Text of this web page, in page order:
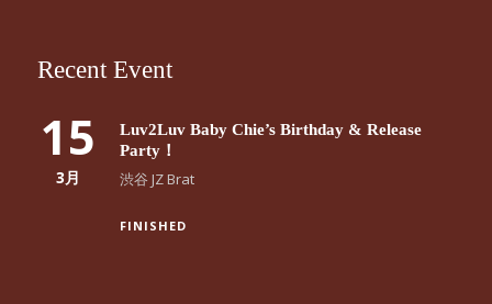
Recent Event
15
3月
Luv2Luv Baby Chie’s Birthday & Release
Party！
渋谷 JZ Brat
FINISHED